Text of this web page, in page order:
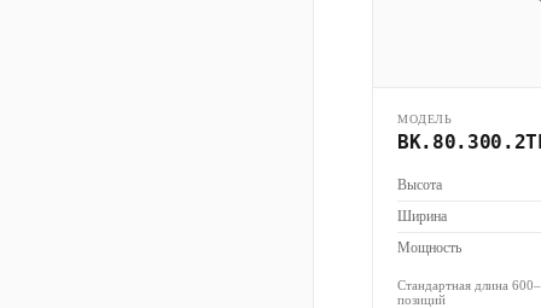
МОДЕЛЬ
Высота
Ширина
Мощность
Стандартная длина
позиций